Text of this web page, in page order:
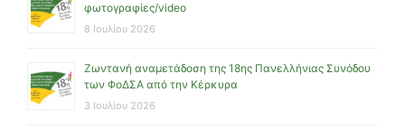
φωτογραφίες/video
8 Ιουλίου 2026
Ζωντανή αναμετάδοση της 18ης Πανελλήνιας Συνόδου
των ΦοΔΣΑ από την Κέρκυρα
3 Ιουλίου 2026